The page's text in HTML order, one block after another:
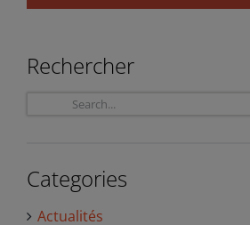
Rechercher
Categories
Actualités